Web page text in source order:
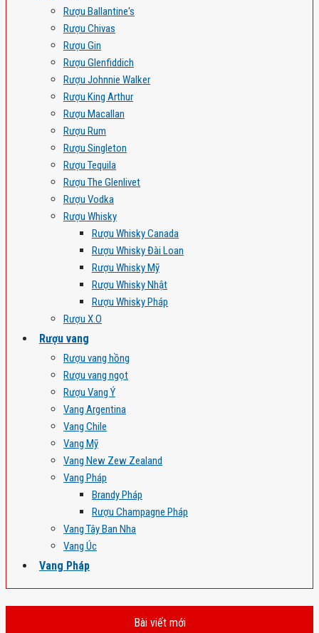
Rượu Ballantine's
Rượu Chivas
Rượu Gin
Rượu Glenfiddich
Rượu Johnnie Walker
Rượu King Arthur
Rượu Macallan
Rượu Rum
Rượu Singleton
Rượu Tequila
Rượu The Glenlivet
Rượu Vodka
Rượu Whisky
Rượu Whisky Canada
Rượu Whisky Đài Loan
Rượu Whisky Mỹ
Rượu Whisky Nhật
Rượu Whisky Pháp
Rượu X.O
Rượu vang
Rượu vang hồng
Rượu vang ngọt
Rượu Vang Ý
Vang Argentina
Vang Chile
Vang Mỹ
Vang New Zew Zealand
Vang Pháp
Brandy Pháp
Rượu Champagne Pháp
Vang Tây Ban Nha
Vang Úc
Vang Pháp
Bài viết mới